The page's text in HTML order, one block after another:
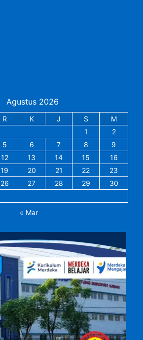
Agustus 2026
R K J S
M
1
2
5 6 7 8
9
12 13 14 15
16
19 20 21 22
23
26 27 28 29
30
« Mar